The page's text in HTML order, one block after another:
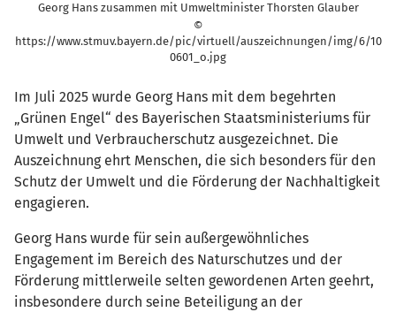
Georg Hans zusammen mit Umweltminister Thorsten Glauber
©
https://www.stmuv.bayern.de/pic/virtuell/auszeichnungen/img/6/10
0601_o.jpg
Im Juli 2025 wurde Georg Hans mit dem begehrten
„Grünen Engel“ des Bayerischen Staatsministeriums für
Umwelt und Verbraucherschutz ausgezeichnet. Die
Auszeichnung ehrt Menschen, die sich besonders für den
Schutz der Umwelt und die Förderung der Nachhaltigkeit
engagieren.
Georg Hans wurde für sein außergewöhnliches
Engagement im Bereich des Naturschutzes und der
Förderung mittlerweile selten gewordenen Arten geehrt,
insbesondere durch seine Beteiligung an der